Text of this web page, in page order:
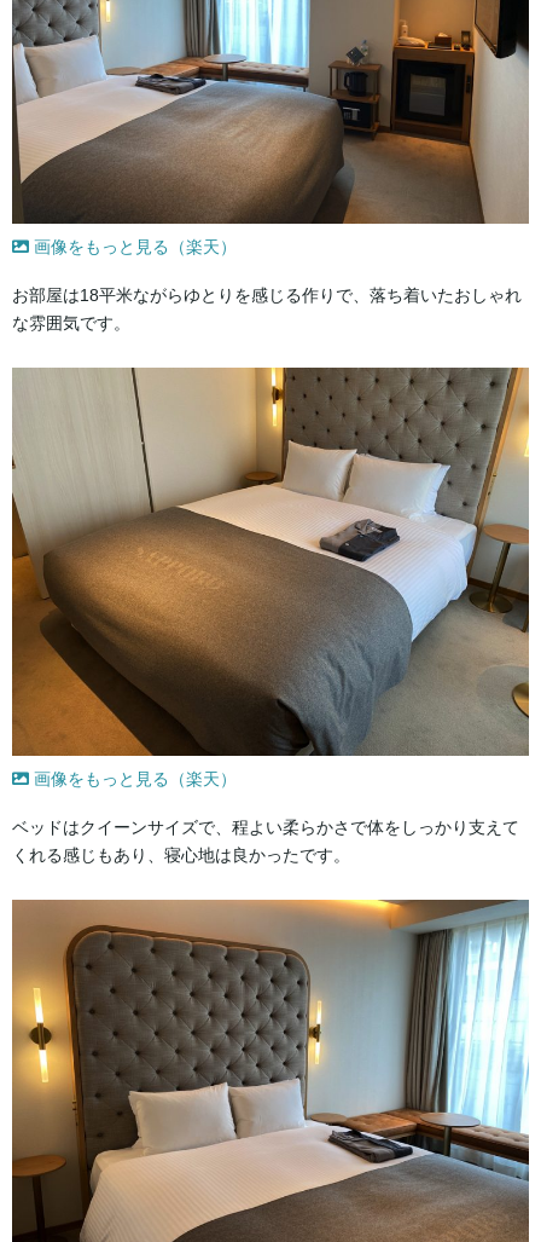
画像をもっと見る（楽天）
お部屋は18平米ながらゆとりを感じる作りで、落ち着いたおしゃれ
な雰囲気です。
画像をもっと見る（楽天）
ベッドはクイーンサイズで、程よい柔らかさで体をしっかり支えて
くれる感じもあり、寝心地は良かったです。